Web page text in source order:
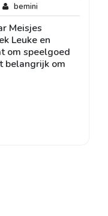
Geenbemini
Meisjes
Leuke en
om speelgoed
belangrijk om